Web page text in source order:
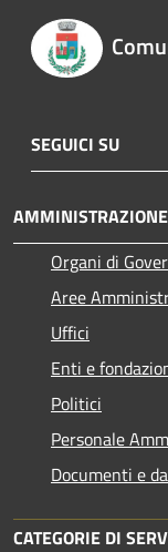
SEGUICI SU
AMMINISTRAZIONE
Organi di
Aree
Uffici
Enti e
Politici
Personale
Documenti e
CATEGORIE DI